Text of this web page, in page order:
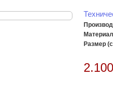
Размер